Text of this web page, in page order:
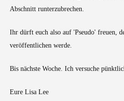
Abschnitt runterzubrechen.
Ihr dürft euch also auf 'Pseudo' freuen,
veröffentlichen werde.
Bis nächste Woche. Ich versuche
Eure Lisa Lee